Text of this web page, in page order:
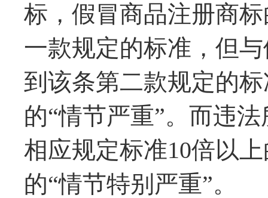
标，假冒商品注册商
一款规定的标准，但
到该条第二款规定的
的“情节严重”。而违
相应规定标准10倍以
的“情节特别严重”。